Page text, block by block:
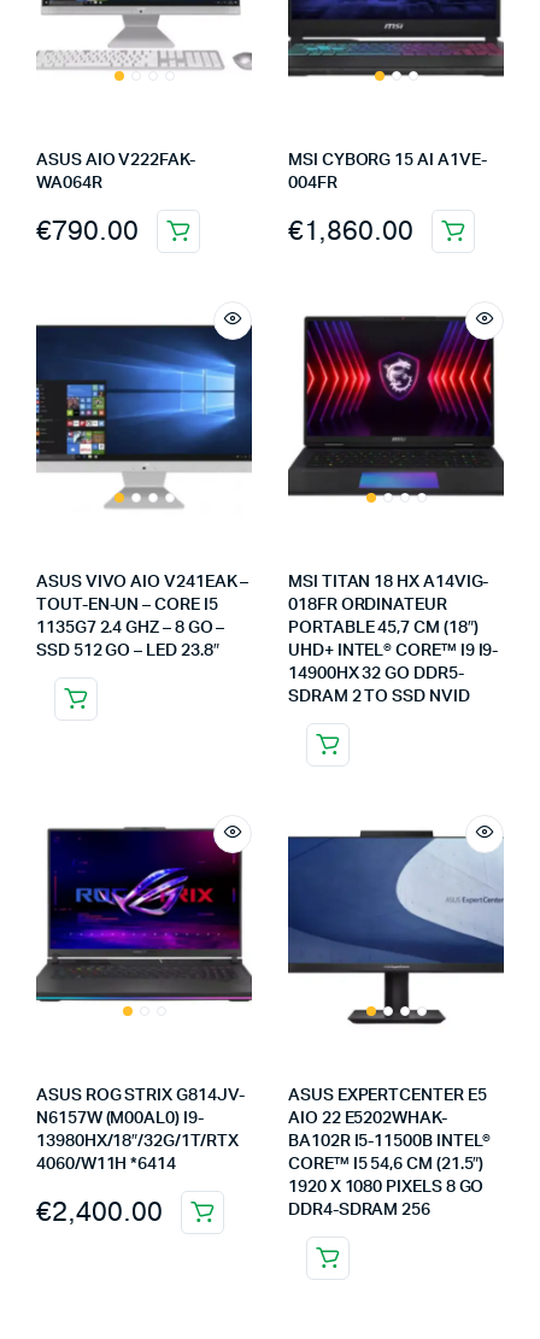
ASUS AIO V222FAK-
WA064R
€790.00
MSI CYBORG 15 AI A1VE-
004FR
€1,860.00
ASUS VIVO AIO V241EAK –
TOUT-EN-UN – CORE I5
1135G7 2.4 GHZ – 8 GO –
SSD 512 GO – LED 23.8″
MSI TITAN 18 HX A14VIG-
018FR ORDINATEUR
PORTABLE 45,7 CM (18″)
UHD+ INTEL® CORE™ I9 I9-
14900HX 32 GO DDR5-
SDRAM 2 TO SSD NVID
ASUS ROG STRIX G814JV-
N6157W (M00AL0) I9-
13980HX/18″/32G/1T/RTX
4060/W11H *6414
€2,400.00
ASUS EXPERTCENTER E5
AIO 22 E5202WHAK-
BA102R I5-11500B INTEL®
CORE™ I5 54,6 CM (21.5″)
1920 X 1080 PIXELS 8 GO
DDR4-SDRAM 256